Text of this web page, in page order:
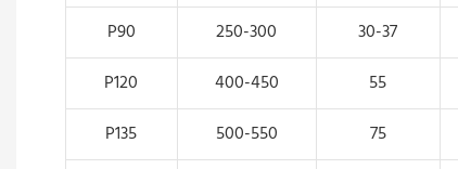
P90
250-300 30-37
P120
400-450 55
P135
500-550 75